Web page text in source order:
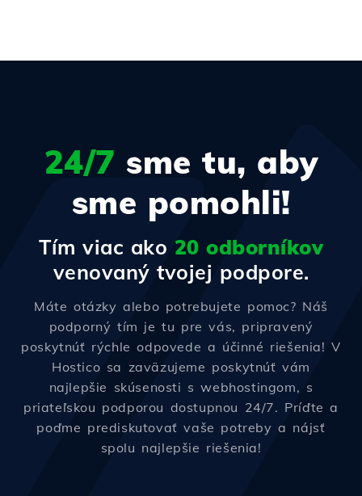
24/7 sme tu, aby
sme pomohli!
Tím viac ako 20 odborníkov
venovaný tvojej podpore.
Máte otázky alebo potrebujete pomoc? Náš
podporný tím je tu pre vás, pripravený
poskytnúť rýchle odpovede a účinné riešenia! V
Hostico sa zaväzujeme poskytnúť vám
najlepšie skúsenosti s webhostingom, s
priateľskou podporou dostupnou 24/7. Príďte a
poďme prediskutovať vaše potreby a nájsť
spolu najlepšie riešenia!